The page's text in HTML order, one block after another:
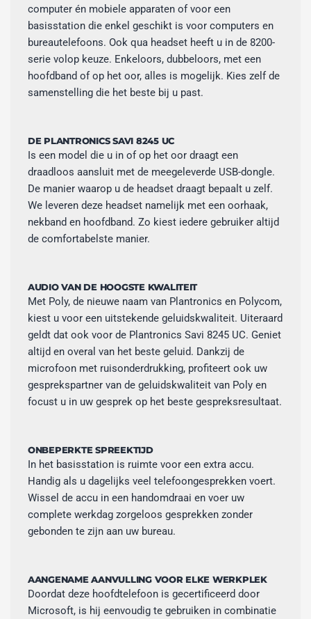
computer én mobiele apparaten of voor een
basisstation die enkel geschikt is voor computers en
bureautelefoons. Ook qua headset heeft u in de 8200-
serie volop keuze. Enkeloors, dubbeloors, met een
hoofdband of op het oor, alles is mogelijk. Kies zelf de
samenstelling die het beste bij u past.
DE PLANTRONICS SAVI 8245 UC
Is een model die u in of op het oor draagt een
draadloos aansluit met de meegeleverde USB-dongle.
De manier waarop u de headset draagt bepaalt u zelf.
We leveren deze headset namelijk met een oorhaak,
nekband en hoofdband. Zo kiest iedere gebruiker altijd
de comfortabelste manier.
AUDIO VAN DE HOOGSTE KWALITEIT
Met Poly, de nieuwe naam van Plantronics en Polycom,
kiest u voor een uitstekende geluidskwaliteit. Uiteraard
geldt dat ook voor de Plantronics Savi 8245 UC. Geniet
altijd en overal van het beste geluid. Dankzij de
microfoon met ruisonderdrukking, profiteert ook uw
gesprekspartner van de geluidskwaliteit van Poly en
focust u in uw gesprek op het beste gespreksresultaat.
ONBEPERKTE SPREEKTIJD
In het basisstation is ruimte voor een extra accu.
Handig als u dagelijks veel telefoongesprekken voert.
Wissel de accu in een handomdraai en voer uw
complete werkdag zorgeloos gesprekken zonder
gebonden te zijn aan uw bureau.
AANGENAME AANVULLING VOOR ELKE WERKPLEK
Doordat deze hoofdtelefoon is gecertificeerd door
Microsoft, is hij eenvoudig te gebruiken in combinatie